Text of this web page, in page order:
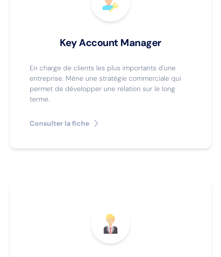
Key Account Manager
En charge de clients les plus importants d'une
entreprise. Mène une stratégie commerciale qui
permet de développer une relation sur le long
terme.
Consulter la fiche